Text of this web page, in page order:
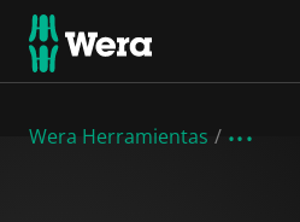
Wera Herramientas